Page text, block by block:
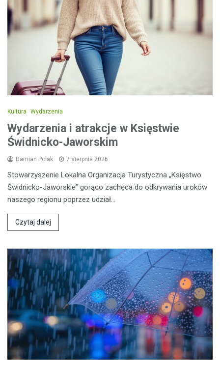
Kultura Wydarzenia
Wydarzenia i atrakcje w Księstwie
Świdnicko-Jaworskim
Damian Polak 7 sierpnia 2026
Stowarzyszenie Lokalna Organizacja Turystyczna „Księstwo
Świdnicko-Jaworskie” gorąco zachęca do odkrywania uroków
naszego regionu poprzez udział…
Czytaj dalej